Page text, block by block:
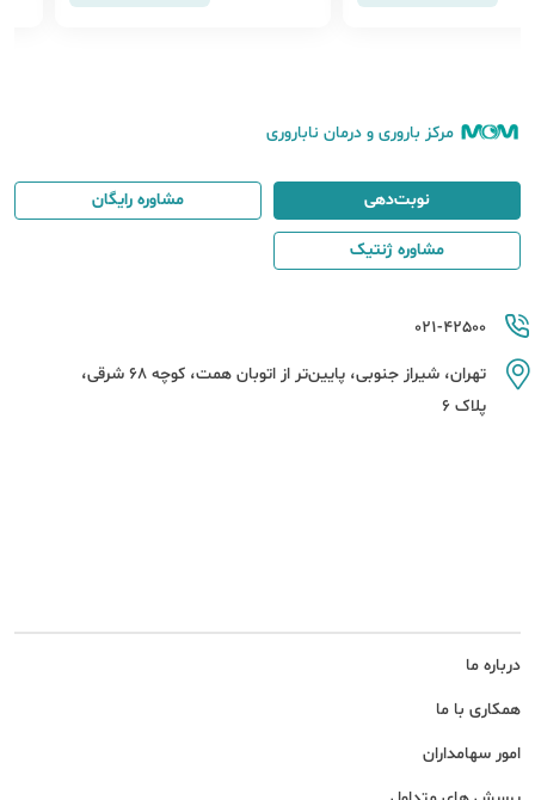
مرکز باروری و درمان ناباروری
درباره ما
همکاری با ما
امور سهامداران
021-42500
تهران، شیراز جنوبی، پایین‌تر از اتوبان همت، کوچه 68 شرقی،
پلاک 6
نوبت‌دهی مشاوره رایگان
مشاوره ژنتیک